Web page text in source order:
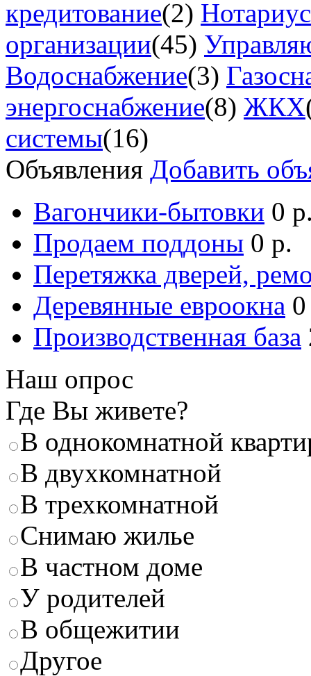
кредитование(2)
организации(45)
Водоснабжение(3)
энергоснабжение(8) ЖКХ
системы(16)
Объявления Добавить
Вагончики-бытовки 0
Продаем поддоны 0 р.
Перетяжка дверей,
Деревянные евроокна
Производственная база
Наш опрос
Где Вы живете?
В однокомнатной
В двухкомнатной
В трехкомнатной
Снимаю жилье
В частном доме
У родителей
В общежитии
Другое